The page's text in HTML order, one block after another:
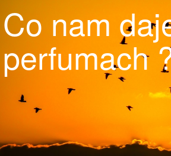
Co nam
perfumach